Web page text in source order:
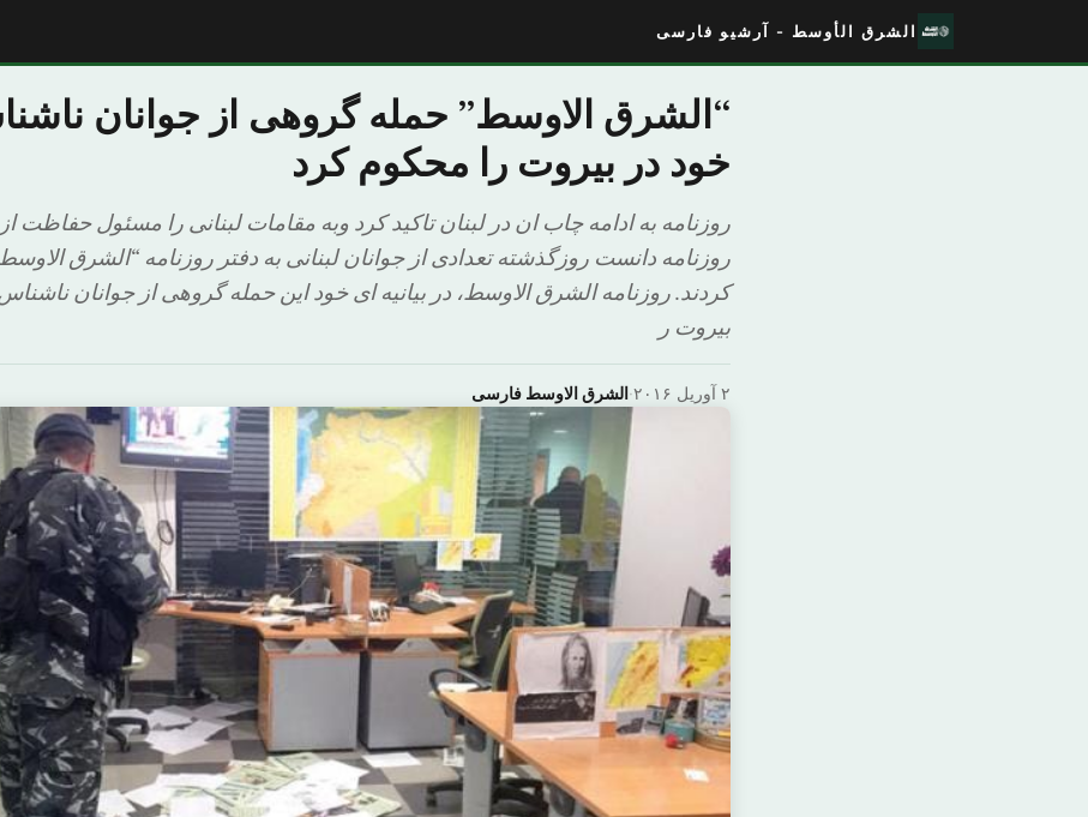
الشرق الأوسط - آرشیو فارسی
“الشرق الاوسط” حمله گروهی از جوانان
خود در بیروت را محکوم کرد
روزنامه به ادامه چاب ان در لبنان تاکید کرد وبه مقامات لبنانی را مسئول حفاظت
روزنامه دانست روزگذشته تعدادی از جوانان لبنانی به دفتر روزنامه “الشرق
کردند. روزنامه الشرق الاوسط، در بیانیه ای خود این حمله گروهی از جوانان
بیروت ر
الشرق الاوسط فارسی· ۲ آوریل ۲۰۱۶